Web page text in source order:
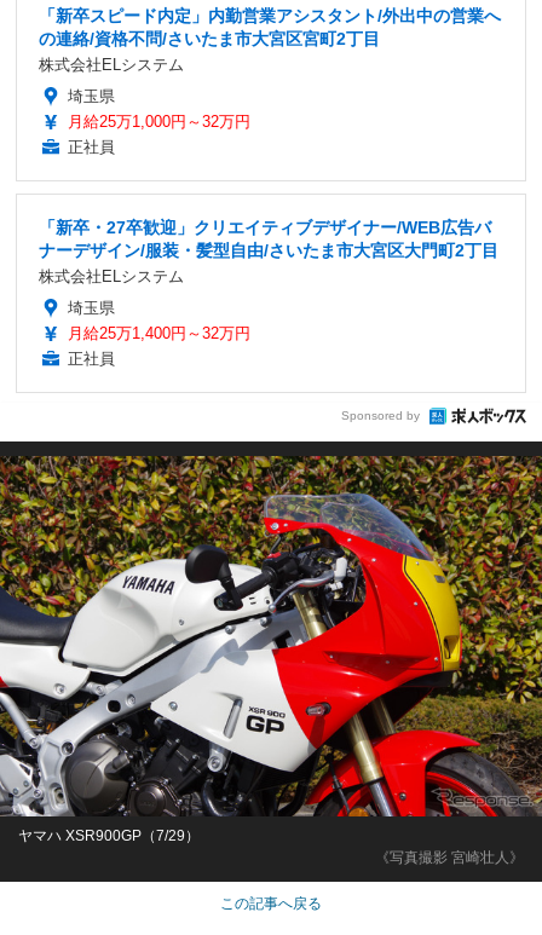
「新卒スピード内定」内勤営業アシスタント/外出中の営業へ
の連絡/資格不問/さいたま市大宮区宮町2丁目
株式会社ELシステム
埼玉県
月給25万1,000円～32万円
正社員
「新卒・27卒歓迎」クリエイティブデザイナー/WEB広告バ
ナーデザイン/服装・髪型自由/さいたま市大宮区大門町2丁目
株式会社ELシステム
埼玉県
月給25万1,400円～32万円
正社員
Sponsored by
《写真撮影 宮崎壮人》
ヤマハ XSR900GP（7/29）
この記事へ戻る